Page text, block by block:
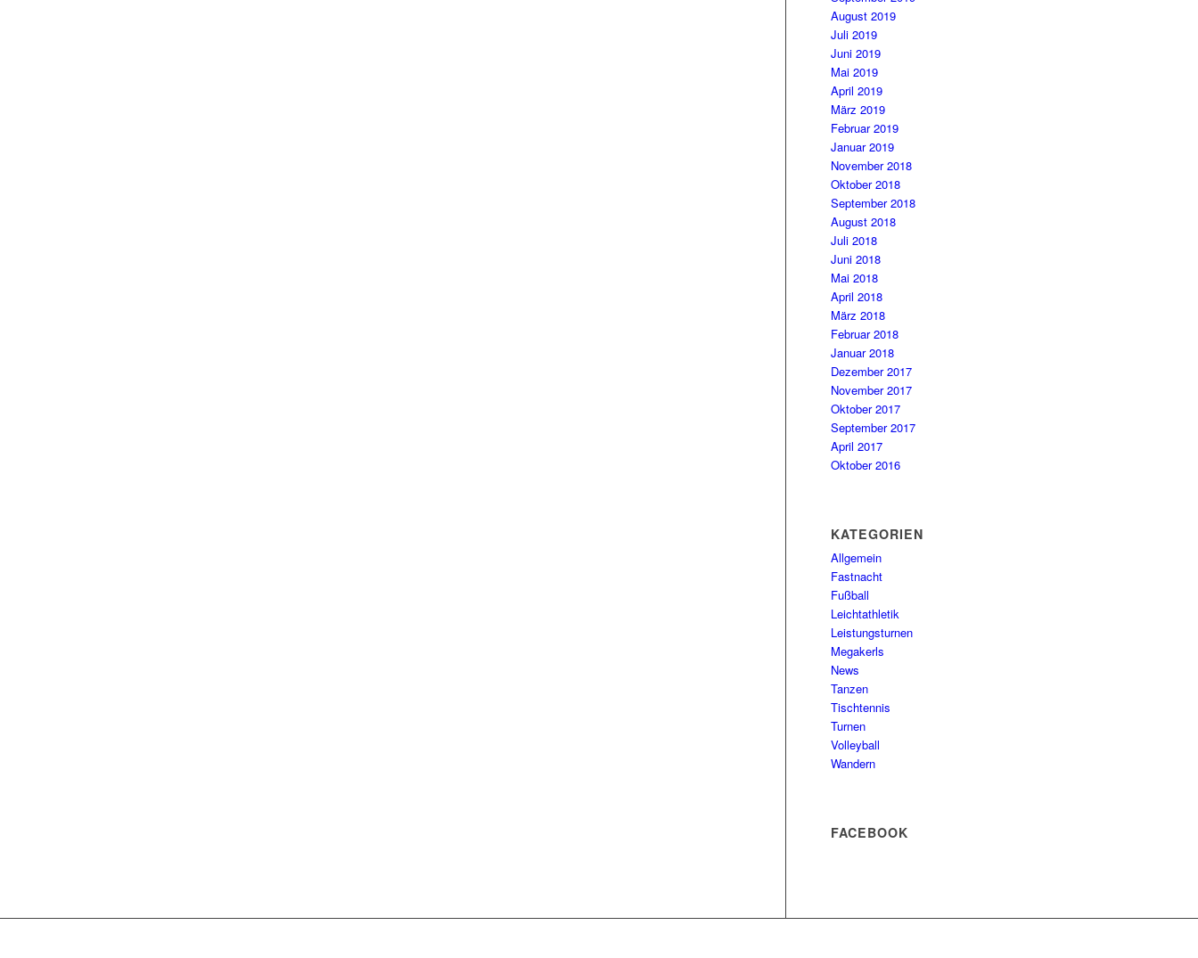
August 2019
Juli 2019
Juni 2019
Mai 2019
April 2019
März 2019
Februar 2019
Januar 2019
November 2018
Oktober 2018
September 2018
August 2018
Juli 2018
Juni 2018
Mai 2018
April 2018
März 2018
Februar 2018
Januar 2018
Dezember 2017
November 2017
Oktober 2017
September 2017
April 2017
Oktober 2016
KATEGORIEN
Allgemein
Fastnacht
Fußball
Leichtathletik
Leistungsturnen
Megakerls
News
Tanzen
Tischtennis
Turnen
Volleyball
Wandern
FACEBOOK